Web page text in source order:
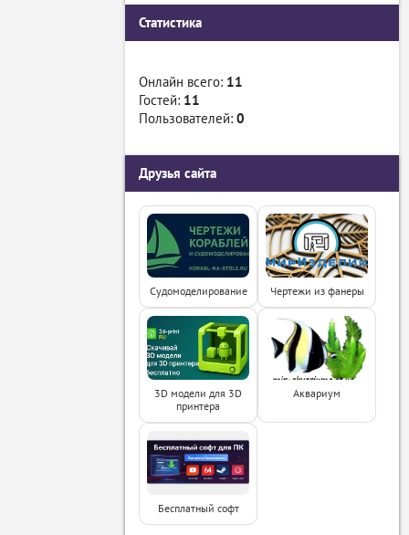
Статистика
Онлайн всего: 11
Гостей: 11
Пользователей: 0
Друзья сайта
Судомоделирование Чертежи из фанеры
3D модели для 3D
принтера
Аквариум
Бесплатный софт